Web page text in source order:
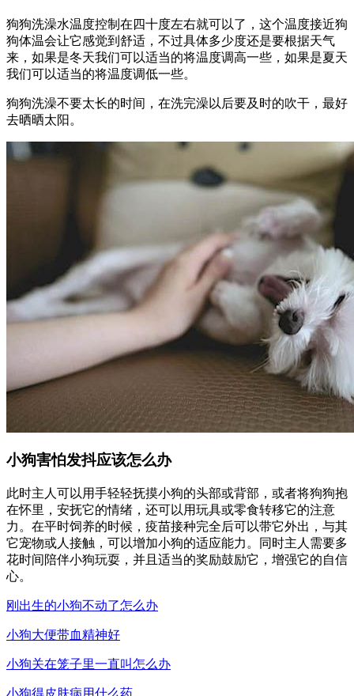
狗狗洗澡水温度控制在四十度左右就可以了，这个温度接近狗
狗体温会让它感觉到舒适，不过具体多少度还是要根据天气
来，如果是冬天我们可以适当的将温度调高一些，如果是夏天
我们可以适当的将温度调低一些。
狗狗洗澡不要太长的时间，在洗完澡以后要及时的吹干，最好
去晒晒太阳。
小狗害怕发抖应该怎么办
此时主人可以用手轻轻抚摸小狗的头部或背部，或者将狗狗抱
在怀里，安抚它的情绪，还可以用玩具或零食转移它的注意
力。在平时饲养的时候，疫苗接种完全后可以带它外出，与其
它宠物或人接触，可以增加小狗的适应能力。同时主人需要多
花时间陪伴小狗玩耍，并且适当的奖励鼓励它，增强它的自信
心。
刚出生的小狗不动了怎么办
小狗大便带血精神好
小狗关在笼子里一直叫怎么办